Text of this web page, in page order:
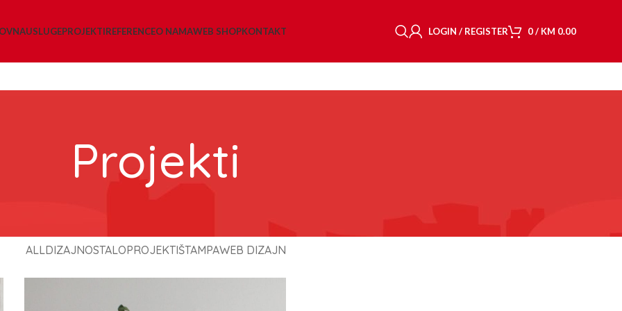
USLUGEPROJEKTIREFERENCEO NAMAWEB SHOPKONTAKT LOGIN / REGISTER 0/ KM 0.00
Projekti
ALLDIZAJNOSTALOPROJEKTIŠTAMPAWEB DIZAJN